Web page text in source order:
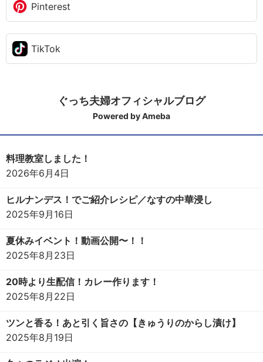
Pinterest
TikTok
ぐっち夫婦オフィシャルブログ
Powered by Ameba
料理教室しました！
2026年6月4日
ヒルナンデス！でご紹介レシピ／なすの中華浸し
2025年9月16日
夏休みイベント！動画公開〜！！
2025年8月23日
20時より生配信！カレー作ります！
2025年8月22日
ツンと香る！あと引く旨さの【きゅうりのからし漬け】
2025年8月19日